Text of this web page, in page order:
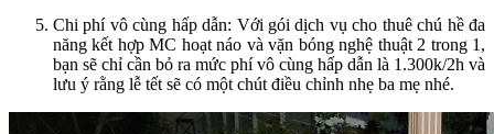
Chi phí vô cùng hấp dẫn: Với gói dịch vụ cho thuê chú hề đa
năng kết hợp MC hoạt náo và vặn bóng nghệ thuật 2 trong 1,
bạn sẽ chỉ cần bỏ ra mức phí vô cùng hấp dẫn là 1.300k/2h và
lưu ý rằng lễ tết sẽ có một chút điều chỉnh nhẹ ba mẹ nhé.